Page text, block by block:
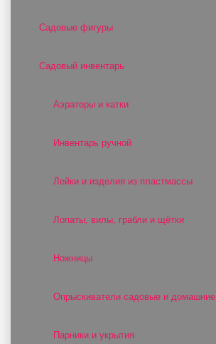
Садовые фигуры
Садовый инвентарь
Аэраторы и катки
Инвентарь ручной
Лейки и изделия из пластмассы
Лопаты, вилы, грабли и щётки
Ножницы
Опрыскиватели садовые и домашние
Парники и укрытия